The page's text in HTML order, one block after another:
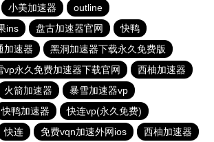
小美加速器
outline
ins
盘古加速器官网
快鸭
加速器
黑洞加速器下载永久免费版
vp永久免费加速器下载官网
西柚加速器
火箭加速器
暴雪加速器vp
快鸭加速器
快连vp(永久免费)
快连 免费vqn加速外网ios
西柚加速器